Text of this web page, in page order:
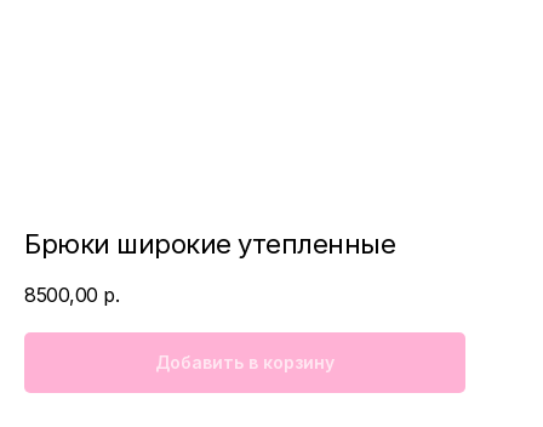
Брюки широкие утепленные
8500,00 р.
Добавить в корзину